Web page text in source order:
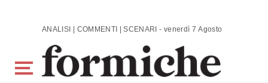
Skip to main content ANALISI | COMMENTI | SCENARI - venerdì 7 Agosto 2026